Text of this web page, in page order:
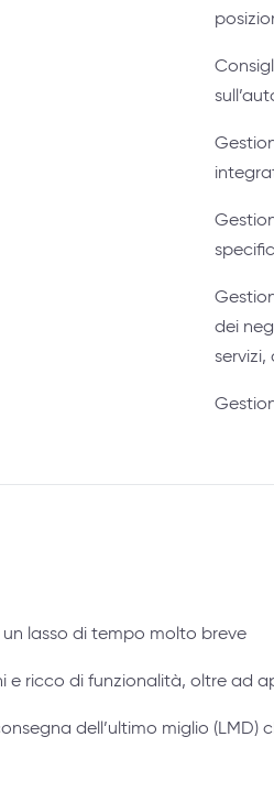
dei
lasso di tempo molto breve
e ricco di funzionalità, oltre ad
dell’ultimo miglio (LMD)